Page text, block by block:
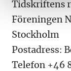
Tidskriftens
Föreningen
Stockholm
Postadress:
Telefon +46